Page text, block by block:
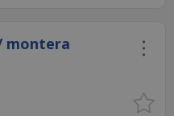
montera